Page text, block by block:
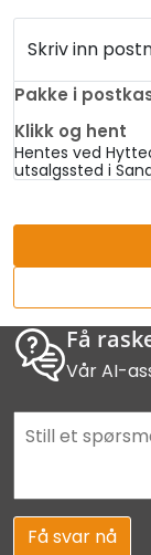
Skriv inn
Pakke i
Klikk og hent
Hentes ved
utsalgssted i
Få
Vår AI-
Få svar nå